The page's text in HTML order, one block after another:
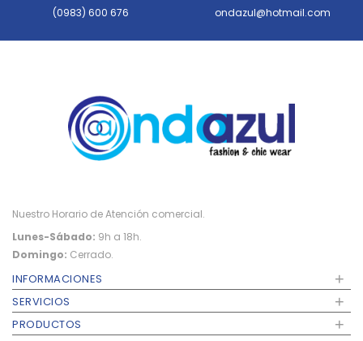
(0983) 600 676 ondazul@hotmail.com
Nuestro Horario de Atención comercial.
Lunes-Sábado: 9h a 18h.
Domingo: Cerrado.
INFORMACIONES +
SERVICIOS +
PRODUCTOS
+